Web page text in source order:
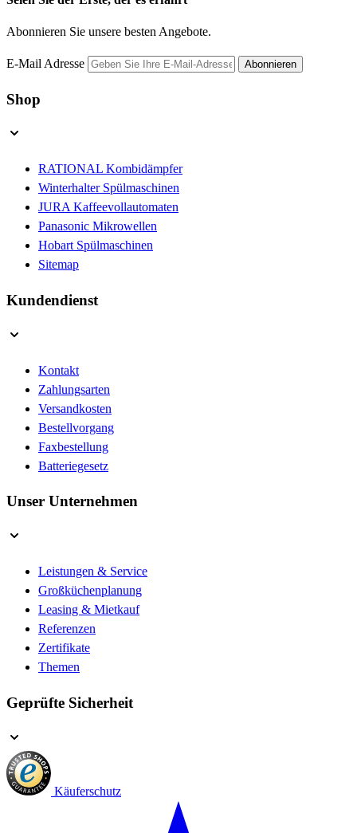
Abonnieren Sie unsere besten Angebote.
E-Mail Adresse Abonnieren
Shop
RATIONAL Kombidämpfer
Winterhalter Spülmaschinen
JURA Kaffeevollautomaten
Panasonic Mikrowellen
Hobart Spülmaschinen
Sitemap
Kundendienst
Kontakt
Zahlungsarten
Versandkosten
Bestellvorgang
Faxbestellung
Batteriegesetz
Unser Unternehmen
Leistungen & Service
Großküchenplanung
Leasing & Mietkauf
Referenzen
Zertifikate
Themen
Geprüfte Sicherheit
Käuferschutz